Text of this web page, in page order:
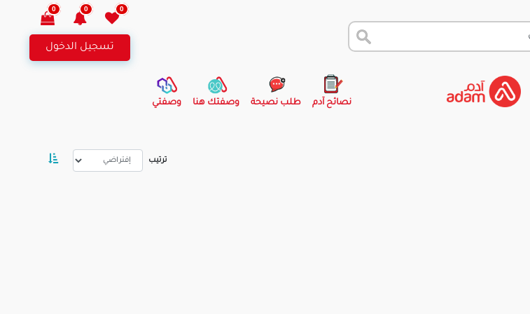
0
0
0
تسجيل الدخول
نصائح آدم طلب نصيحة وصفتك هنا وصفتي
ترتيب